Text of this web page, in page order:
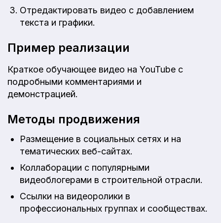
Отредактировать видео с добавлением
текста и графики.
Пример реализации
Краткое обучающее видео на YouTube с
подробными комментариями и
демонстрацией.
Методы продвижения
Размещение в социальных сетях и на
тематических веб-сайтах.
Коллаборации с популярными
видеоблогерами в строительной отрасли.
Ссылки на видеоролики в
профессиональных группах и сообществах.